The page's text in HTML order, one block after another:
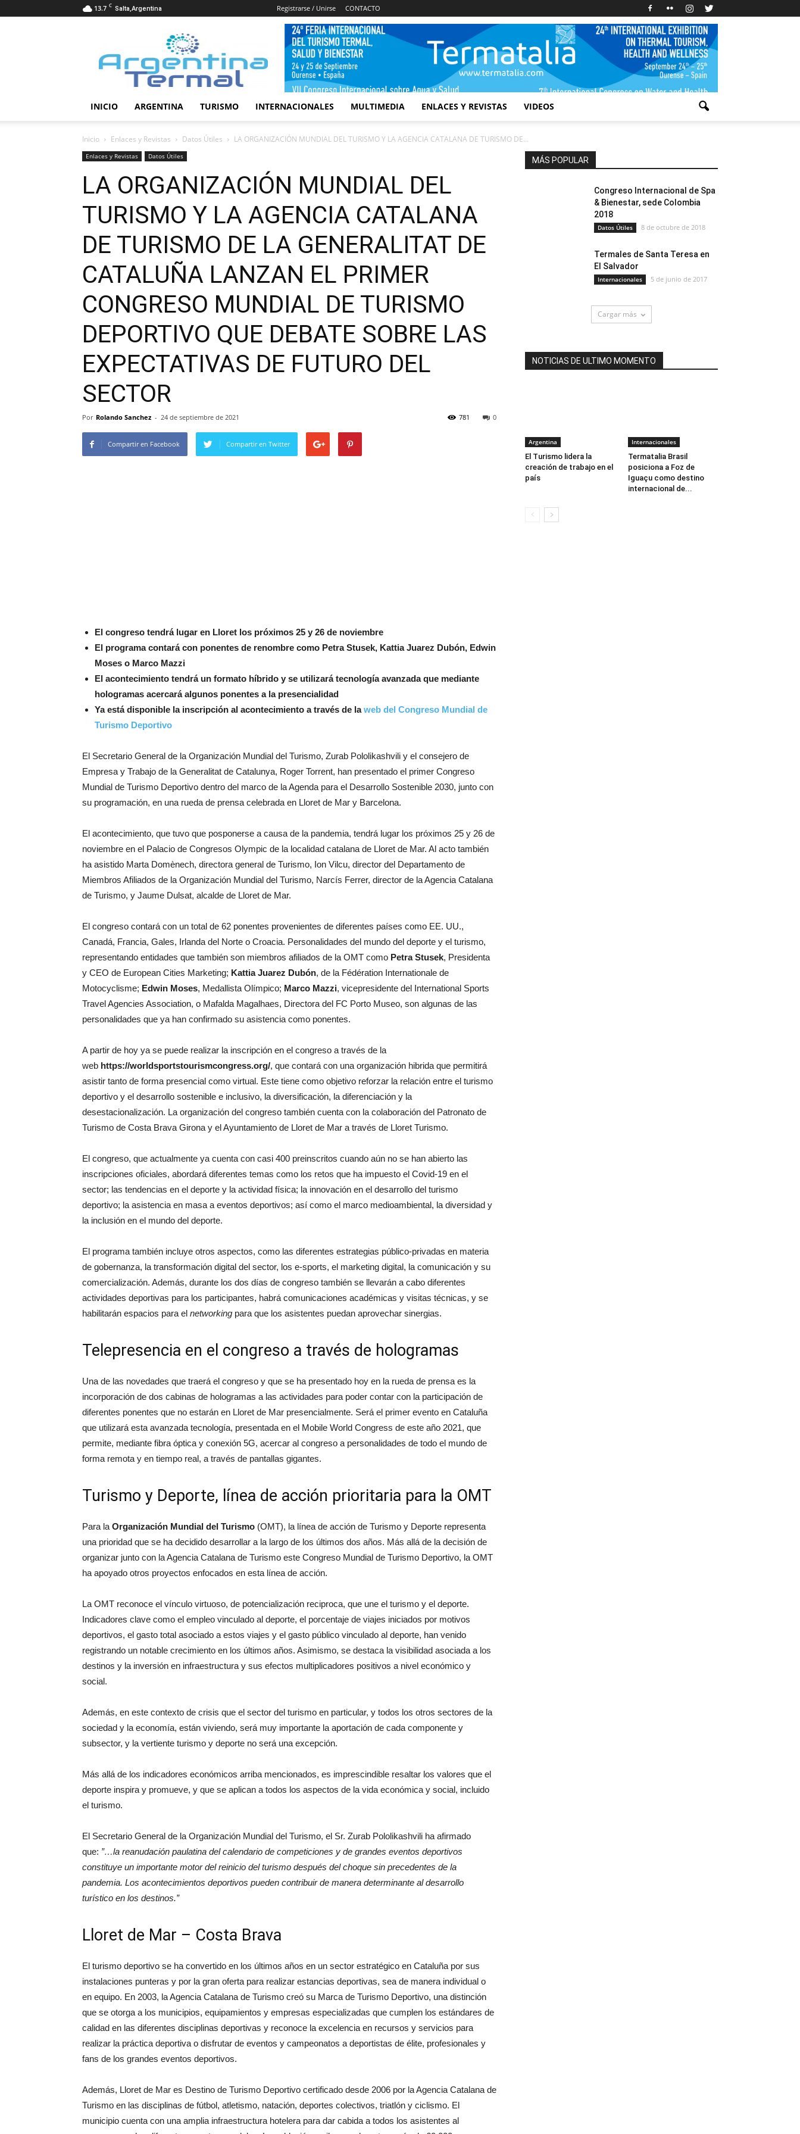
13.7 C Salta,Argentina Registrarse / Unirse CONTACTO
INICIO ARGENTINA TURISMO INTERNACIONALES MULTIMEDIA ENLACES Y REVISTAS VIDEOS
Inicio Enlaces y Revistas Datos Útiles LA ORGANIZACIÓN MUNDIAL DEL TURISMO Y LA AGENCIA CATALANA DE TURISMO DE...
Enlaces y Revistas Datos Útiles
LA ORGANIZACIÓN MUNDIAL DEL
TURISMO Y LA AGENCIA CATALANA
DE TURISMO DE LA GENERALITAT DE
CATALUÑA LANZAN EL PRIMER
CONGRESO MUNDIAL DE TURISMO
DEPORTIVO QUE DEBATE SOBRE LAS
EXPECTATIVAS DE FUTURO DEL
SECTOR
Por Rolando Sanchez - 24 de septiembre de 2021 0
781
Compartir en Facebook Compartir en Twitter
El congreso tendrá lugar en Lloret los próximos 25 y 26 de noviembre
El programa contará con ponentes de renombre como Petra Stusek, Kattia Juarez Dubón, Edwin
Moses o Marco Mazzi
El acontecimiento tendrá un formato híbrido y se utilizará tecnología avanzada que mediante
hologramas acercará algunos ponentes a la presencialidad
Ya está disponible la inscripción al acontecimiento a través de laweb del Congreso Mundial de
Turismo Deportivo
El Secretario General de la Organización Mundial del Turismo, Zurab Pololikashvili y el consejero de
Empresa y Trabajo de la Generalitat de Catalunya, Roger Torrent, han presentado el primer Congreso
Mundial de Turismo Deportivo dentro del marco de la Agenda para el Desarrollo Sostenible 2030, junto con
su programación, en una rueda de prensa celebrada en Lloret de Mar y Barcelona.
El acontecimiento, que tuvo que posponerse a causa de la pandemia, tendrá lugar los próximos 25 y 26 de
noviembre en el Palacio de Congresos Olympic de la localidad catalana de Lloret de Mar. Al acto también
ha asistido Marta Domènech, directora general de Turismo, Ion Vilcu, director del Departamento de
Miembros Afiliados de la Organización Mundial del Turismo, Narcís Ferrer, director de la Agencia Catalana
de Turismo, y Jaume Dulsat, alcalde de Lloret de Mar.
El congreso contará con un total de 62 ponentes provenientes de diferentes países como EE. UU.,
Canadá, Francia, Gales, Irlanda del Norte o Croacia. Personalidades del mundo del deporte y el turismo,
representando entidades que también son miembros afiliados de la OMT como Petra Stusek, Presidenta
y CEO de European Cities Marketing; Kattia Juarez Dubón, de la Fédération Internationale de
Motocyclisme; Edwin Moses, Medallista Olímpico; Marco Mazzi, vicepresidente del International Sports
Travel Agencies Association, o Mafalda Magalhaes, Directora del FC Porto Museo, son algunas de las
personalidades que ya han confirmado su asistencia como ponentes.
A partir de hoy ya se puede realizar la inscripción en el congreso a través de la
web https://worldsportstourismcongress.org/, que contará con una organización hibrida que permitirá
asistir tanto de forma presencial como virtual. Este tiene como objetivo reforzar la relación entre el turismo
deportivo y el desarrollo sostenible e inclusivo, la diversificación, la diferenciación y la
desestacionalización. La organización del congreso también cuenta con la colaboración del Patronato de
Turismo de Costa Brava Girona y el Ayuntamiento de Lloret de Mar a través de Lloret Turismo.
El congreso, que actualmente ya cuenta con casi 400 preinscritos cuando aún no se han abierto las
inscripciones oficiales, abordará diferentes temas como los retos que ha impuesto el Covid-19 en el
sector; las tendencias en el deporte y la actividad física; la inno­vación en el desarrollo del turismo
deportivo; la asistencia en masa a eventos deportivos; así como el marco medioambiental, la diversidad y
la inclusión en el mundo del deporte.
El programa también incluye otros aspectos, como las diferentes estrategias públi­co-privadas en materia
de gobernanza, la transformación digital del sector, los e-sports, el marketing digital, la comunicación y su
comercialización. Además, durante los dos días de congreso también se llevarán a cabo diferentes
actividades deportivas para los participantes, habrá comunicaciones académicas y visitas técnicas, y se
habilitarán espacios para el networking para que los asistentes puedan aprovechar sinergias.
Telepresencia en el congreso a través de hologramas
Una de las novedades que traerá el congreso y que se ha presentado hoy en la rueda de prensa es la
incorporación de dos cabinas de hologramas a las actividades para poder contar con la participación de
diferentes ponentes que no estarán en Lloret de Mar presencialmente. Será el primer evento en Cataluña
que utilizará esta avanzada tecnología, presentada en el Mobile World Congress de este año 2021, que
permite, mediante fibra óptica y conexión 5G, acercar al congreso a personalidades de todo el mundo de
forma remota y en tiempo real, a través de pantallas gigantes.
Turismo y Deporte, línea de acción prioritaria para la OMT
Para la Organización Mundial del Turismo (OMT), la línea de acción de Turismo y Deporte representa
una prioridad que se ha decidido desarrollar a la largo de los últimos dos años. Más allá de la decisión de
organizar junto con la Agencia Catalana de Turismo este Congreso Mundial de Turismo Deportivo, la OMT
ha apoyado otros proyectos enfocados en esta línea de acción.
La OMT reconoce el vínculo virtuoso, de potencialización reciproca, que une el turismo y el deporte.
Indicadores clave como el empleo vinculado al deporte, el porcentaje de viajes iniciados por motivos
deportivos, el gasto total asociado a estos viajes y el gasto público vinculado al deporte, han venido
registrando un notable crecimiento en los últimos años. Asimismo, se destaca la visibilidad asociada a los
destinos y la inversión en infraestructura y sus efectos multiplicadores positivos a nivel económico y
social.
Además, en este contexto de crisis que el sector del turismo en particular, y todos los otros sectores de la
sociedad y la economía, están viviendo, será muy importante la aportación de cada componente y
subsector, y la vertiente turismo y deporte no será una excepción.
Más allá de los indicadores económicos arriba mencionados, es imprescindible resaltar los valores que el
deporte inspira y promueve, y que se aplican a todos los aspectos de la vida económica y social, incluido
el turismo.
El Secretario General de la Organización Mundial del Turismo, el Sr. Zurab Pololikashvili ha afirmado
que: ”…la reanudación paulatina del calendario de competiciones y de grandes eventos deportivos
constituye un importante motor del reinicio del turismo después del choque sin precedentes de la
pandemia. Los acontecimientos deportivos pueden contribuir de manera determinante al desarrollo
turístico en los destinos.”
Lloret de Mar – Costa Brava
El turismo deportivo se ha convertido en los últimos años en un sector estratégico en Cataluña por sus
instalaciones punteras y por la gran oferta para realizar estancias deportivas, sea de manera individual o
en equipo. En 2003, la Agencia Catalana de Turismo creó su Marca de Turismo Deportivo, una distinción
que se otorga a los munici­pios, equipamientos y empresas especializadas que cumplen los estándares de
calidad en las diferentes disciplinas deportivas y reconoce la excelencia en recursos y servicios para
realizar la práctica deportiva o disfrutar de eventos y campeonatos a deportistas de élite, profesionales y
fans de los grandes eventos deportivos.
Además, Lloret de Mar es Destino de Turismo Deportivo certificado desde 2006 por la Agencia Catalana de
Turismo en las disciplinas de fútbol, atletismo, natación, depor­tes colectivos, triatlón y ciclismo. El
municipio cuenta con una amplia infraestructura hotelera para dar cabida a todos los asistentes al
MÁS POPULAR
Congreso Internacional de Spa
& Bienestar, sede Colombia
2018
Datos Útiles 8 de octubre de 2018
Termales de Santa Teresa en
El Salvador
Internacionales 5 de junio de 2017
Cargar más
NOTICIAS DE ULTIMO MOMENTO
Argentina
El Turismo lidera la
creación de trabajo en el
país
Internacionales
Termatalia Brasil
posiciona a Foz de
Iguaçu como destino
internacional de...